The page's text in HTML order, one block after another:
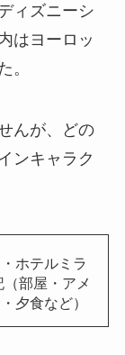
ィズニーシ
はヨーロッ
。
んが、どの
ンキャラク
ホテルミラ
部屋・アメ
夕食など）